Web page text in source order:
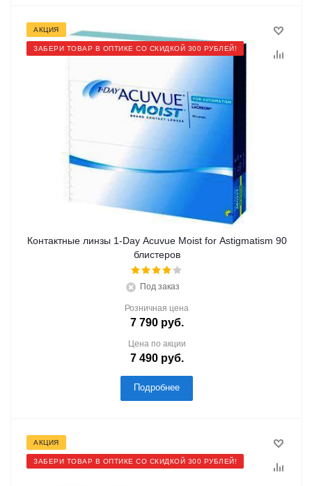
АКЦИЯ
ЗАБЕРИ ТОВАР В ОПТИКЕ СО СКИДКОЙ 300 РУБЛЕЙ!
Контактные линзы 1-Day Acuvue Moist for Astigmatism 90
блистеров
Под заказ
Розничная цена
7 790руб.
Цена по акции
7 490руб.
Подробнее
АКЦИЯ
ЗАБЕРИ ТОВАР В ОПТИКЕ СО СКИДКОЙ 300 РУБЛЕЙ!